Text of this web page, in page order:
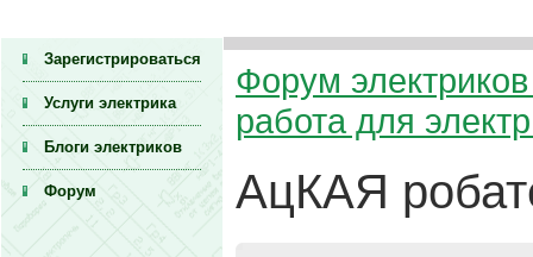
Зарегистрироваться
Услуги электрика
Блоги электриков
Форум
Форум электриков
работа для
АцКАЯ